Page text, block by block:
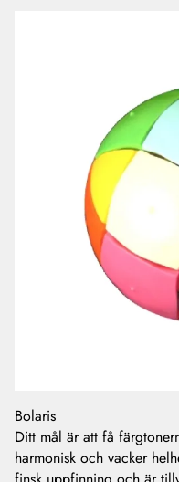
Bolaris
Ditt mål är att få
harmonisk och vacker